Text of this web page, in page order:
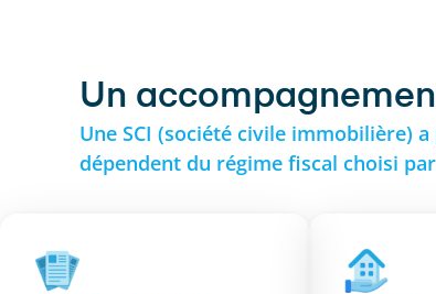
Un
Une SCI (société civile immobilière)
dépendent du régime fiscal choisi